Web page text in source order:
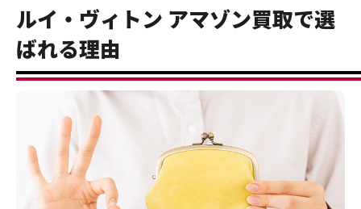
ルイ・ヴィトン アマゾン買取で選
ばれる理由